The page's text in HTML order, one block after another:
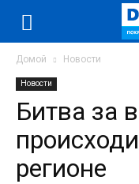
Домой Новости
Новости
Битва за
регионе